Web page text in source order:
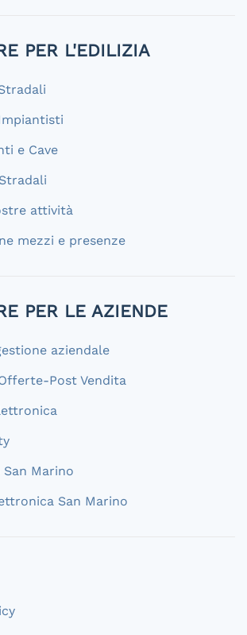
PER L'EDILIZIA
e Cave
attività
mezzi e presenze
PER LE AZIENDE
aziendale
Post Vendita
Marino
San Marino